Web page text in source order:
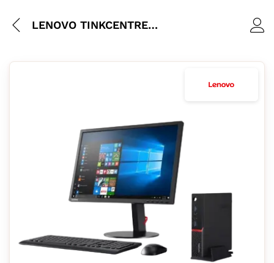
LENOVO TINKCENTRE M900